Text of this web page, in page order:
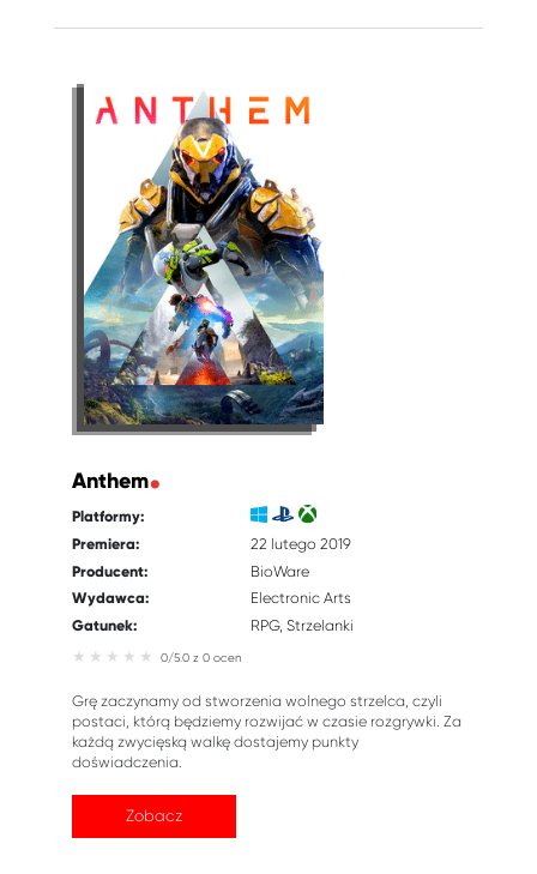
Anthem
Platformy:
Premiera:
22 lutego 2019
Producent: BioWare
Wydawca: Electronic Arts
Gatunek: RPG Strzelanki
0/5.0 z 0 ocen
Grę zaczynamy od stworzenia wolnego strzelca, czyli
postaci, którą będziemy rozwijać w czasie rozgrywki. Za
każdą zwycięską walkę dostajemy punkty
doświadczenia.
Zobacz